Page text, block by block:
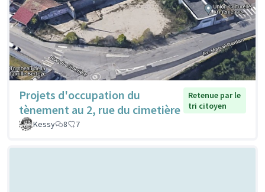
Projets d'occupation du
tènement au 2, rue du cimetière
Retenue par le
tri citoyen
Kessy
8 7